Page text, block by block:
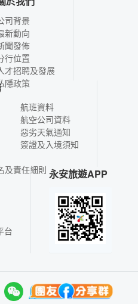
司背景
新動向
聞發佈
行位置
才招聘及發展
隱政策
航班資料
航空公司資料
惡劣天氣通知
簽證及入境須知
及責任細則
台
永安旅遊APP